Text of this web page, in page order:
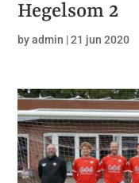
Hegelsom 2
byadmin |21 jun 2020